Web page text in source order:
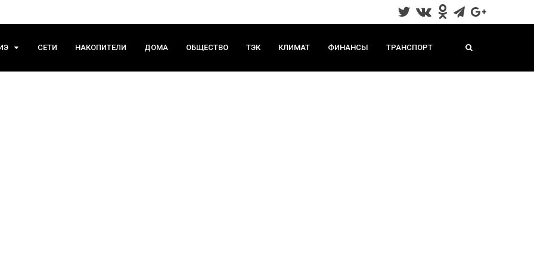
СЕТИ НАКОПИТЕЛИ ДОМА ОБЩЕСТВО ТЭК КЛИМАТ ФИНАНСЫ ТРАНСПОРТ